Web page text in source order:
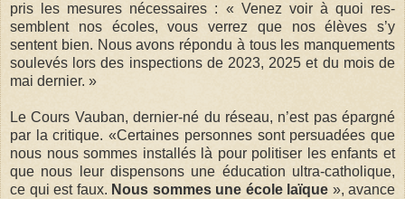
pris les mesures néces­saires : « Venez voir à quoi res­
semblent nos écoles, vous ver­rez que nos élèves s’y
sentent bien. Nous avons répondu à tous les man­que­ments
sou­le­vés lors des ins­pec­tions de 2023, 2025 et du mois de
mai der­nier. »
Le Cours Vau­ban, der­nier-né du réseau, n’est pas épar­gné
par la cri­tique. «Cer­taines per­sonnes sont per­sua­dées que
nous nous sommes ins­tal­lés là pour poli­ti­ser les enfants et
que nous leur dis­pen­sons une édu­ca­tion ultra-catho­lique,
ce qui est faux. Nous sommes une école laïque », avance